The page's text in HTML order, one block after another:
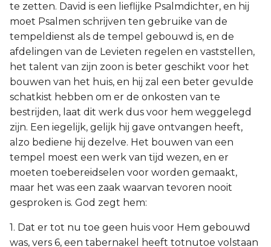
te zetten. David is een lieflijke Psalmdichter, en hij
moet Psalmen schrijven ten gebruike van de
tempeldienst als de tempel gebouwd is, en de
afdelingen van de Levieten regelen en vaststellen,
het talent van zijn zoon is beter geschikt voor het
bouwen van het huis, en hij zal een beter gevulde
schatkist hebben om er de onkosten van te
bestrijden, laat dit werk dus voor hem weggelegd
zijn. Een iegelijk, gelijk hij gave ontvangen heeft,
alzo bediene hij dezelve. Het bouwen van een
tempel moest een werk van tijd wezen, en er
moeten toebereidselen voor worden gemaakt,
maar het was een zaak waarvan tevoren nooit
gesproken is. God zegt hem:
1. Dat er tot nu toe geen huis voor Hem gebouwd
was, vers 6, een tabernakel heeft totnutoe volstaan